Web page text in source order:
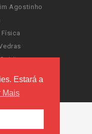
Estará a
Mais
Agostinho